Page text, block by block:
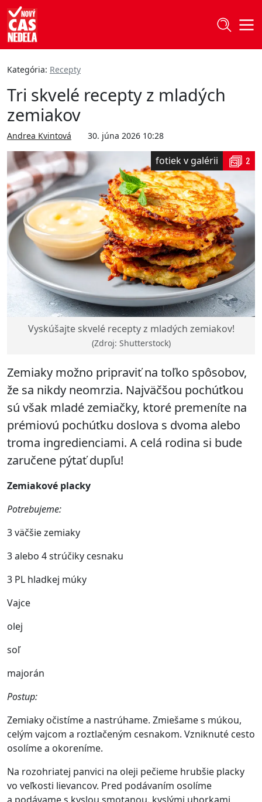
Kategória: Recepty
Tri skvelé recepty z mladých
zemiakov
Andrea Kvintová 30. júna 2026 10:28
fotiek v galérii 2
Vyskúšajte skvelé recepty z mladých zemiakov!
(Zdroj: Shutterstock)
Zemiaky možno pripraviť na toľko spôsobov,
že sa nikdy neomrzia. Najväčšou pochúťkou
sú však mladé zemiačky, ktoré premeníte na
prémiovú pochúťku doslova s dvoma alebo
troma ingredienciami. A celá rodina si bude
zaručene pýtať dupľu!
Zemiakové placky
Potrebujeme:
3 väčšie zemiaky
3 alebo 4 strúčiky cesnaku
3 PL hladkej múky
Vajce
olej
soľ
majorán
Postup:
Zemiaky očistíme a nastrúhame. Zmiešame s múkou,
celým vajcom a roztlačeným cesnakom. Vzniknuté cesto
osolíme a okoreníme.
Na rozohriatej panvici na oleji pečieme hrubšie placky
vo veľkosti lievancov. Pred podávaním osolíme